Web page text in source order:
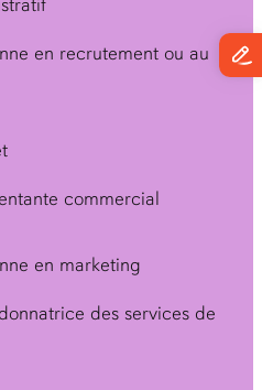
en recrutement ou au
commercial
en marketing
des services de